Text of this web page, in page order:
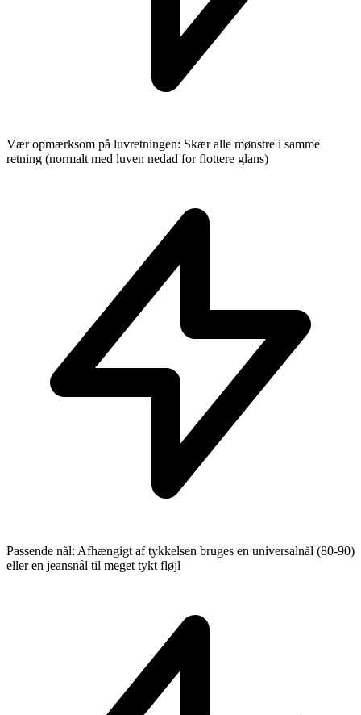
Vær opmærksom på luvretningen: Skær alle mønstre i samme
retning (normalt med luven nedad for flottere glans)
Passende nål: Afhængigt af tykkelsen bruges en universalnål (80-90)
eller en jeansnål til meget tykt fløjl